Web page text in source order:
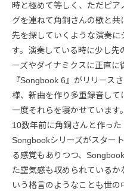
時と極めて等しく、ただピ
グを連ねて角銅さんの歌と
先を探していくような演奏に
す。演奏している時に少し先
ーズやダイナミクスに正直に
『Songbook 6』がリリース
様、新曲を作り多重録音して
一度それらを寝かせています。
10数年前に角銅さんと作っ
Songbookシリーズがスター
る感覚もありつつ、
た空気感も収められているか
いう格言のようなことも世